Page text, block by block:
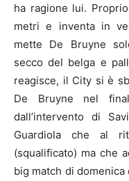
ha ragione lui.
metri e inventa in
mette De Bruyne
secco del belga e
reagisce, il City si è
De Bruyne nel
dall’intervento di
Guardiola che al
(squalificato) ma che
big match di domenica